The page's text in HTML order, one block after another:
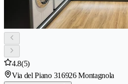
4.8(5)
Via del Piano 316926 Montagnola